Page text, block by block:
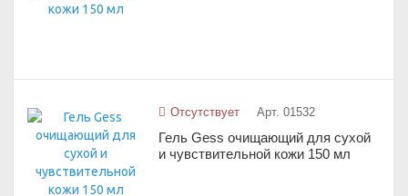
Отсутствует Арт. 01532
Гель Gess очищающий для сухой
и чувствительной кожи 150 мл